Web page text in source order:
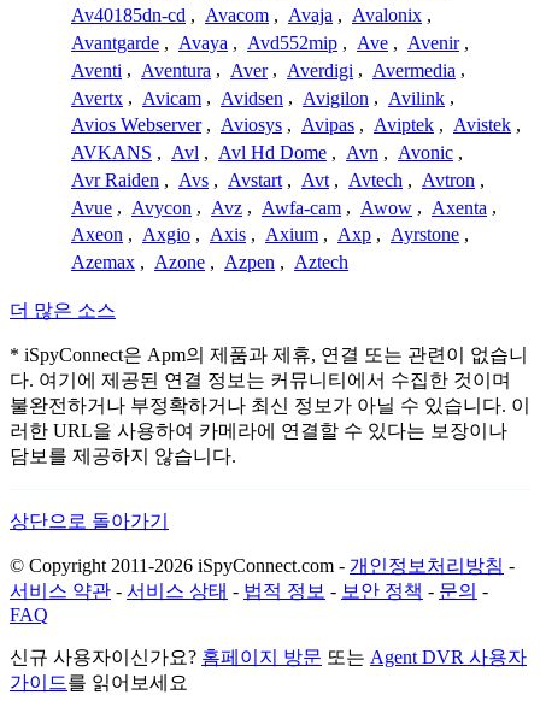
Av40185dn-cd , Avacom , Avaja , Avalonix ,
Avantgarde , Avaya , Avd552mip , Ave , Avenir ,
Aventi , Aventura , Aver , Averdigi , Avermedia ,
Avertx , Avicam , Avidsen , Avigilon , Avilink ,
Avios Webserver , Aviosys , Avipas , Aviptek , Avistek ,
AVKANS , Avl , Avl Hd Dome , Avn , Avonic ,
Avr Raiden , Avs , Avstart , Avt , Avtech , Avtron ,
Avue , Avycon , Avz , Awfa-cam , Awow , Axenta ,
Axeon , Axgio , Axis , Axium , Axp , Ayrstone ,
Azemax , Azone , Azpen , Aztech
더 많은 소스
* iSpyConnect은 Apm의 제품과 제휴, 연결 또는 관련이 없습니
다. 여기에 제공된 연결 정보는 커뮤니티에서 수집한 것이며
불완전하거나 부정확하거나 최신 정보가 아닐 수 있습니다. 이
러한 URL을 사용하여 카메라에 연결할 수 있다는 보장이나
담보를 제공하지 않습니다.
상단으로 돌아가기
© Copyright 2011-2026 iSpyConnect.com - 개인정보처리방침 -
서비스 약관 - 서비스 상태 - 법적 정보 - 보안 정책 - 문의 -
FAQ
신규 사용자이신가요? 홈페이지 방문 또는 Agent DVR 사용자
가이드를 읽어보세요